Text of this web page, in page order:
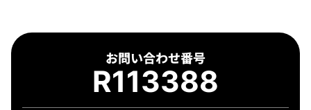
お問い合わせ番号
R113388